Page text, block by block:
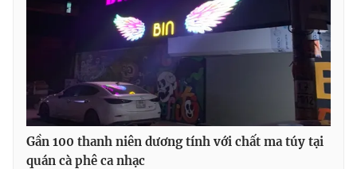
THỜI BÁO VTV
Theo dõi báo trên
Gần 100 thanh niên dương tính với chất ma túy tại
quán cà phê ca nhạc